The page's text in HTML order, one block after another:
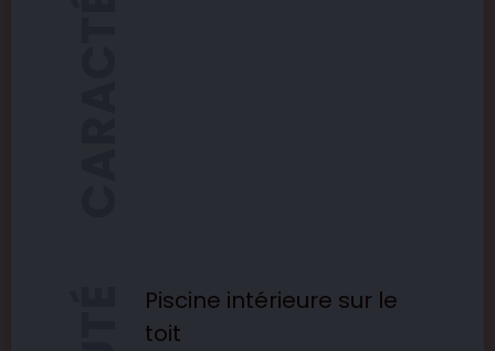
Piscine intérieure sur le
toit